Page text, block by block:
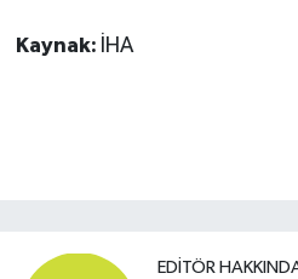
Kaynak: İHA
EDITÖR